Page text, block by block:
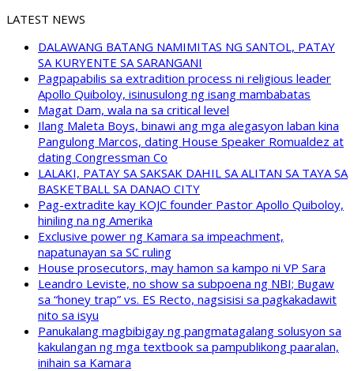
LATEST NEWS
DALAWANG BATANG NAMIMITAS NG SANTOL, PATAY
SA KURYENTE SA SARANGANI
Pagpapabilis sa extradition process ni religious leader
Apollo Quiboloy, isinusulong ng isang mambabatas
Magat Dam, wala na sa critical level
Ilang Maleta Boys, binawi ang mga alegasyon laban kina
Pangulong Marcos, dating House Speaker Romualdez at
dating Congressman Co
LALAKI, PATAY SA SAKSAK DAHIL SA ALITAN SA TAYA SA
BASKETBALL SA DANAO CITY
Pag-extradite kay KOJC founder Pastor Apollo Quiboloy,
hiniling na ng Amerika
Exclusive power ng Kamara sa impeachment,
napatunayan sa SC ruling
House prosecutors, may hamon sa kampo ni VP Sara
Leandro Leviste, no show sa subpoena ng NBI; Bugaw
sa “honey trap” vs. ES Recto, nagsisisi sa pagkakadawit
nito sa isyu
Panukalang magbibigay ng pangmatagalang solusyon sa
kakulangan ng mga textbook sa pampublikong paaralan,
inihain sa Kamara